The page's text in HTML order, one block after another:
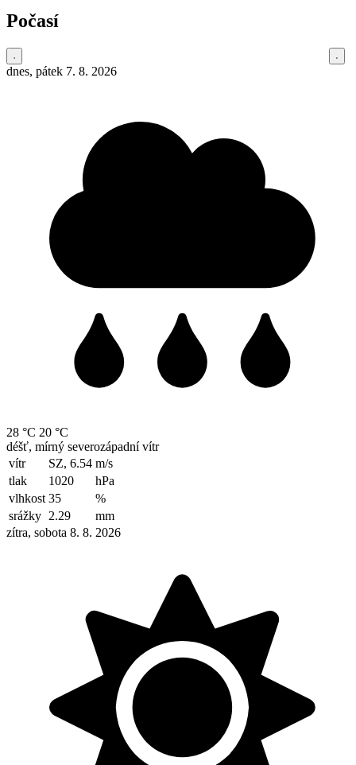
Počasí
dnes, pátek 7. 8. 2026
28 °C 20 °C
déšť, mírný severozápadní vítr
vítr
SZ, 6.54 m/s
tlak
1020
hPa
vlhkost 35
%
srážky 2.29
mm
zítra, sobota 8. 8. 2026